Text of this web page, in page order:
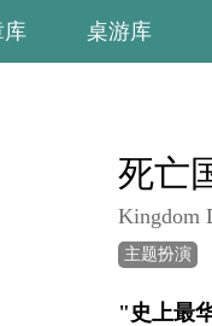
库 桌游库
死亡
Kingdom
主题扮演
"史上最